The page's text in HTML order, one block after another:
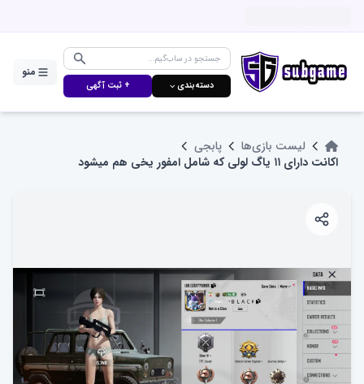
دسته‌بندی ⌵ + ثبت آگهی
منو
لیست بازی‌ها
پابجی
اکانت دارای ۱۱ یاگ لولی که شامل امفور یخی هم میشود